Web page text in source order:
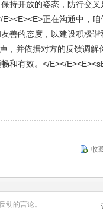
持开放的姿态，防行交
正在沟通中，
善的态度，以建设积极
，并依据对方的反馈调
和有效。</E></
收
动的言论。